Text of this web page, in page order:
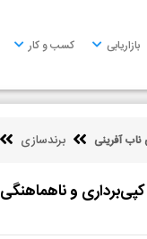
بازاریابی کسب و کار
ناب آفرینی برندسازی
و ناهماهنگی